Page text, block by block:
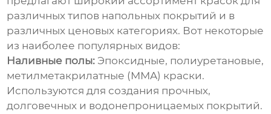
различных типов напольных покрытий и в
различных ценовых категориях. Вот некоторые
из наиболее популярных видов:
Наливные полы: Эпоксидные, полиуретановые,
метилметакрилатные (MMA) краски.
Используются для создания прочных,
долговечных и водонепроницаемых покрытий.